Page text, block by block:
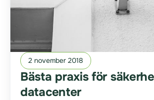
2 november 2018
Bästa praxis för
datacenter